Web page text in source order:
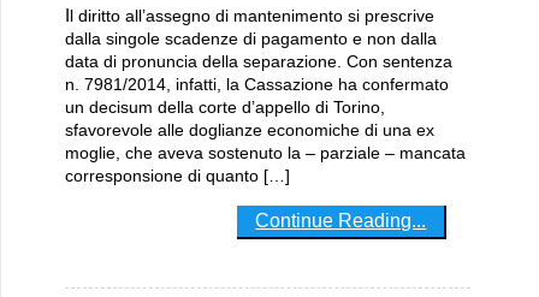
Il diritto all’assegno di mantenimento si prescrive
dalla singole scadenze di pagamento e non dalla
data di pronuncia della separazione. Con sentenza
n. 7981/2014, infatti, la Cassazione ha confermato
un decisum della corte d’appello di Torino,
sfavorevole alle doglianze economiche di una ex
moglie, che aveva sostenuto la – parziale – mancata
corresponsione di quanto […]
Continue Reading...